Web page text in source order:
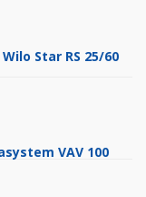
Star RS 25/60
VAV 100